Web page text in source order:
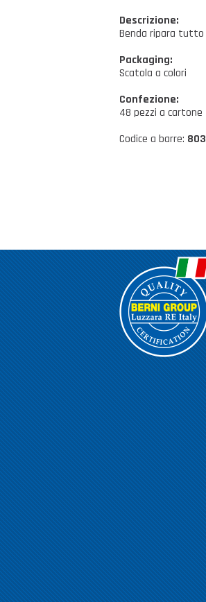
Descrizione:
Benda ripara tutto
Packaging:
Scatola a colori
Confezione:
48 pezzi a cartone
Codice a barre: